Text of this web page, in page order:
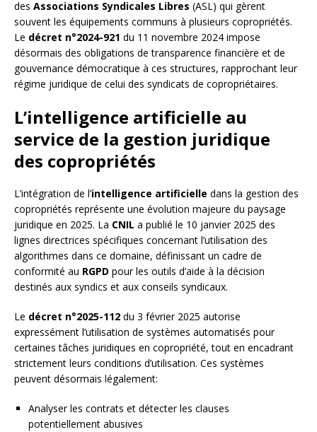
des Associations Syndicales Libres (ASL) qui gèrent
souvent les équipements communs à plusieurs copropriétés.
Le décret n°2024-921 du 11 novembre 2024 impose
désormais des obligations de transparence financière et de
gouvernance démocratique à ces structures, rapprochant leur
régime juridique de celui des syndicats de copropriétaires.
L’intelligence artificielle au
service de la gestion juridique
des copropriétés
L’intégration de l’intelligence artificielle dans la gestion des
copropriétés représente une évolution majeure du paysage
juridique en 2025. La CNIL a publié le 10 janvier 2025 des
lignes directrices spécifiques concernant l’utilisation des
algorithmes dans ce domaine, définissant un cadre de
conformité au RGPD pour les outils d’aide à la décision
destinés aux syndics et aux conseils syndicaux.
Le décret n°2025-112 du 3 février 2025 autorise
expressément l’utilisation de systèmes automatisés pour
certaines tâches juridiques en copropriété, tout en encadrant
strictement leurs conditions d’utilisation. Ces systèmes
peuvent désormais légalement:
Analyser les contrats et détecter les clauses
potentiellement abusives